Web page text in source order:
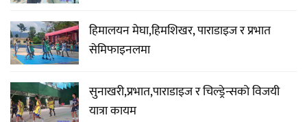
हिमालयन मेघा,हिमशिखर, पाराडाइज र प्रभात
सेमिफाइनलमा
सुनाखरी,प्रभात,पाराडाइज र चिल्ड्रेन्सको विजयी
यात्रा कायम